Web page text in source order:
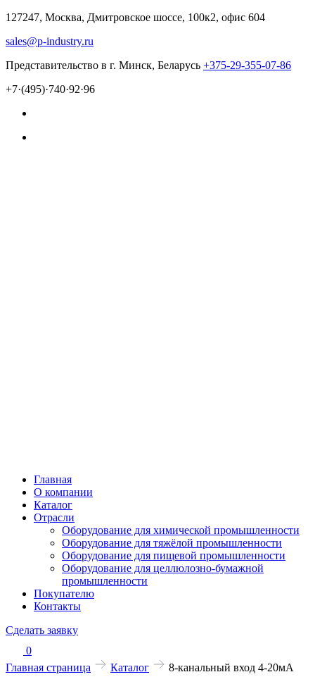
127247, Москва, Дмитровское шоссе, 100к2, офис 604
sales@p-industry.ru
Представительство в г. Минск, Беларусь +375-29-355-07-86
+7·(495)·740·92·96
Главная
О компании
Каталог
Отрасли
Оборудование для химической промышленности
Оборудование для тяжёлой промышленности
Оборудование для пищевой промышленности
Оборудование для целлюлозно-бумажной
промышленности
Покупателю
Контакты
Сделать заявку
0
Главная страница
Каталог 8-канальный вход 4-20мА